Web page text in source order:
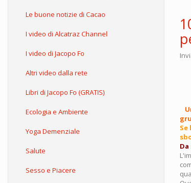
Le buone notizie di Cacao
I video di Alcatraz Channel
I video di Jacopo Fo
Altri video dalla rete
Libri di Jacopo Fo (GRATIS)
Ecologia e Ambiente
Yoga Demenziale
Salute
Sesso e Piacere